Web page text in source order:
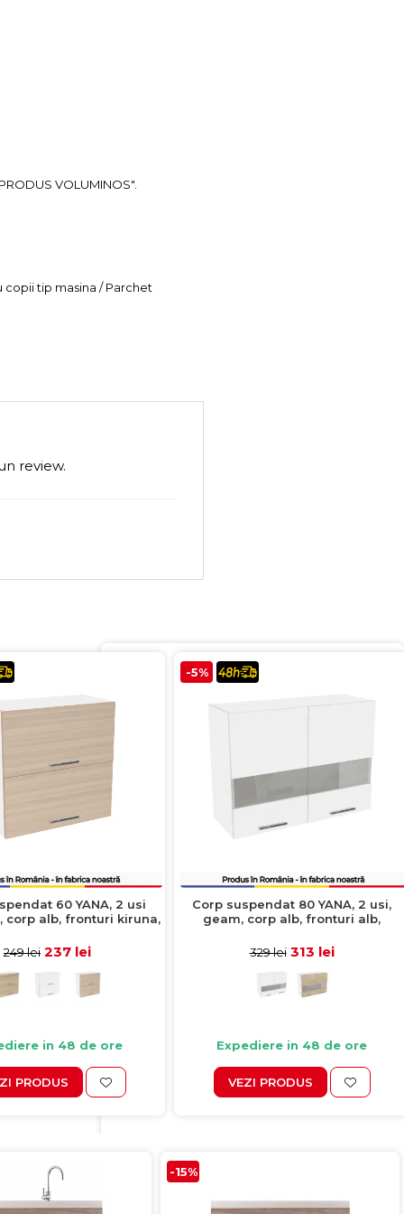
VOLUMINOS".
tip masina / Parchet
review.
60 YANA, 2 usi
corp alb, fronturi kiruna,
249 lei 237 lei
in 48 de ore
PRODUS
-5%
Corp suspendat 80 YANA, 2 usi,
geam, corp alb, fronturi alb,
329 lei 313 lei
Expediere in 48 de ore
VEZI PRODUS
-15%